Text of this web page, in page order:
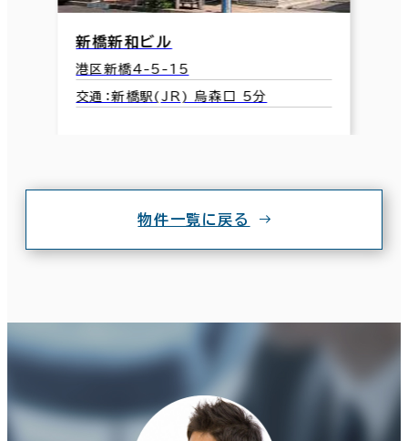
新橋新和ビル
港区新橋4-5-15
交通：新橋駅(JR) 烏森口 5分
物件一覧に戻る